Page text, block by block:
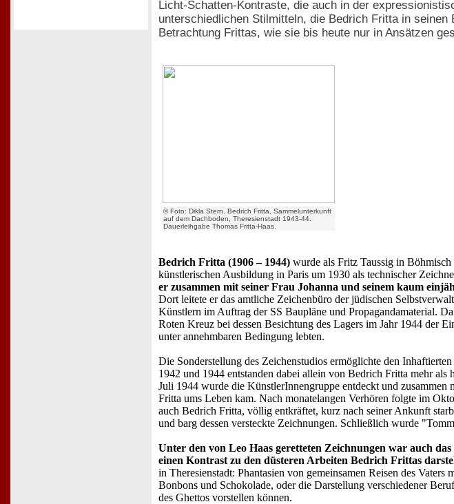
Licht-Schatten-Kontraste, die auch in der
unterschiedlichen Stilmitteln, die Bedrich Fritta in
Betrachtung Frittas, wie sie bis heute nur in Ansätzen
© Foto: Dikla Stern. Bedrich Fritta, Sammelunterkunft
auf dem Dachboden, Theresienstadt 1943-44.
Dauerleihgabe Thomas Fritta-Haas.
Bedrich Fritta (1906 – 1944) wurde als Fritz Taussig in
künstlerischen Ausbildung in Paris um 1930 als technischer
er zusammen mit seiner Frau Johanna und seinem kaum
Dort leitete er das amtliche Zeichenbüro der jüdischen
Künstlern im Auftrag der SS Baupläne und Propagandamaterial.
Roten Kreuz bei dessen Besichtung des Lagers im Jahr 1944 der
unter annehmbaren Bedingung lebten.
Die Sonderstellung des Zeichenstudios ermöglichte den
1942 und 1944 entstanden dabei allein von Bedrich Fritta mehr
Juli 1944 wurde die KünstlerInnengruppe entdeckt und
Fritta ums Leben kam. Nach monatelangen Verhören folgte im
auch Bedrich Fritta, völlig entkräftet, kurz nach seiner Ankunft
und barg dessen versteckte Zeichnungen. Schließlich wurde
Unter den von Leo Haas geretteten Zeichnungen war auch
einen Kontrast zu den düsteren Arbeiten Bedrich Frittas
in Theresienstadt: Phantasien von gemeinsamen Reisen des
Bonbons und Schokolade, oder die Darstellung verschiedener
des Ghettos vorstellen können.